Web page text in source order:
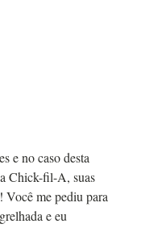
e no caso desta
Chick-fil-A, suas
Você me pediu para
e eu